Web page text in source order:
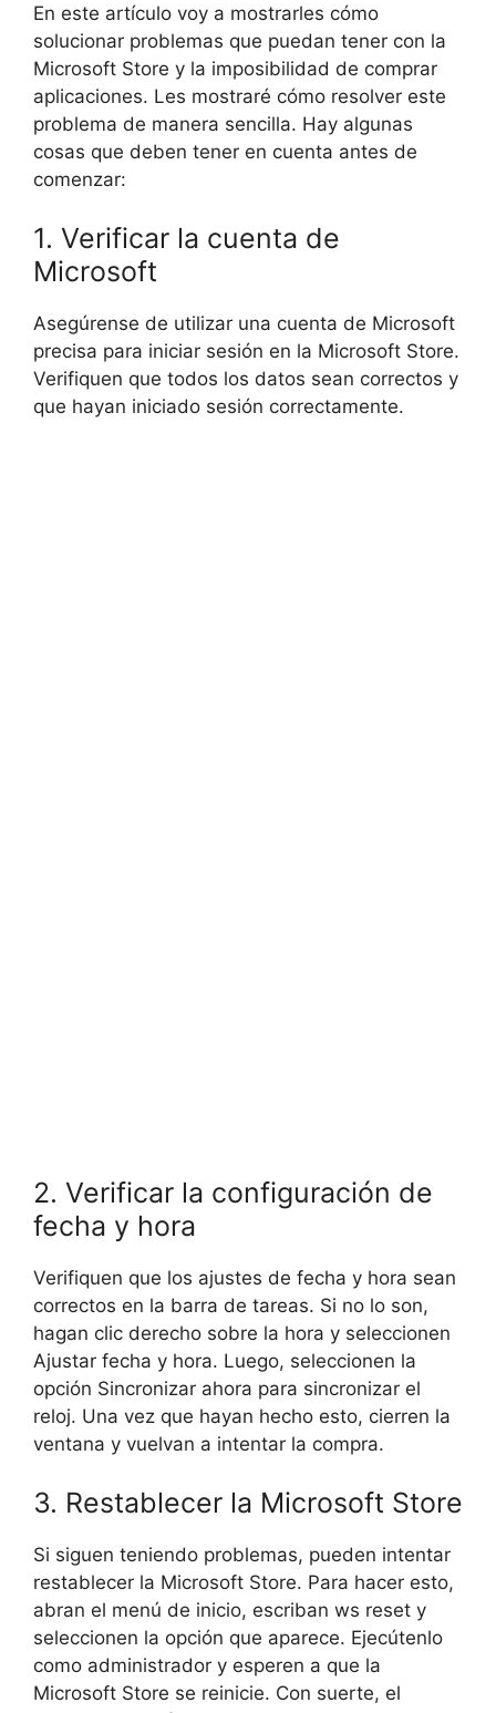
En este artículo voy a mostrarles cómo
solucionar problemas que puedan tener con la
Microsoft Store y la imposibilidad de comprar
aplicaciones. Les mostraré cómo resolver este
problema de manera sencilla. Hay algunas
cosas que deben tener en cuenta antes de
comenzar:
1. Verificar la cuenta de
Microsoft
Asegúrense de utilizar una cuenta de Microsoft
precisa para iniciar sesión en la Microsoft Store.
Verifiquen que todos los datos sean correctos y
que hayan iniciado sesión correctamente.
2. Verificar la configuración de
fecha y hora
Verifiquen que los ajustes de fecha y hora sean
correctos en la barra de tareas. Si no lo son,
hagan clic derecho sobre la hora y seleccionen
Ajustar fecha y hora. Luego, seleccionen la
opción Sincronizar ahora para sincronizar el
reloj. Una vez que hayan hecho esto, cierren la
ventana y vuelvan a intentar la compra.
3. Restablecer la Microsoft Store
Si siguen teniendo problemas, pueden intentar
restablecer la Microsoft Store. Para hacer esto,
abran el menú de inicio, escriban ws reset y
seleccionen la opción que aparece. Ejecútenlo
como administrador y esperen a que la
Microsoft Store se reinicie. Con suerte, el